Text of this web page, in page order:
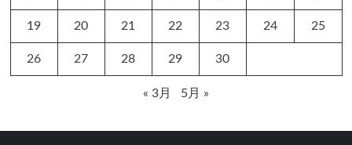
19 20 21 22 23 24 25
26 27 28 29 30
« 3月 5月 »